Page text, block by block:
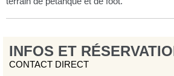
INFOS ET
CONTACT DIRECT